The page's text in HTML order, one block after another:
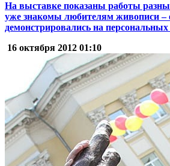
На выставке показаны работы
уже знакомы любителям живописи –
демонстрировались на
16 октября 2012 01:10